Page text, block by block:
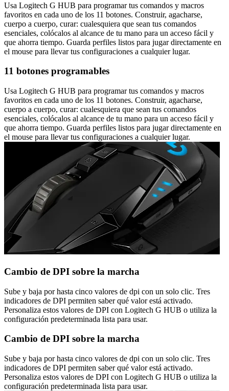
Usa Logitech G HUB para programar tus comandos y macros
favoritos en cada uno de los 11 botones. Construir, agacharse,
cuerpo a cuerpo, curar: cualesquiera que sean tus comandos
esenciales, colócalos al alcance de tu mano para un acceso fácil y
que ahorra tiempo. Guarda perfiles listos para jugar directamente en
el mouse para llevar tus configuraciones a cualquier lugar.
11 botones programables
Usa Logitech G HUB para programar tus comandos y macros
favoritos en cada uno de los 11 botones. Construir, agacharse,
cuerpo a cuerpo, curar: cualesquiera que sean tus comandos
esenciales, colócalos al alcance de tu mano para un acceso fácil y
que ahorra tiempo. Guarda perfiles listos para jugar directamente en
el mouse para llevar tus configuraciones a cualquier lugar.
Cambio de DPI sobre la marcha
Sube y baja por hasta cinco valores de dpi con un solo clic. Tres
indicadores de DPI permiten saber qué valor está activado.
Personaliza estos valores de DPI con Logitech G HUB o utiliza la
configuración predeterminada lista para usar.
Cambio de DPI sobre la marcha
Sube y baja por hasta cinco valores de dpi con un solo clic. Tres
indicadores de DPI permiten saber qué valor está activado.
Personaliza estos valores de DPI con Logitech G HUB o utiliza la
configuración predeterminada lista para usar.